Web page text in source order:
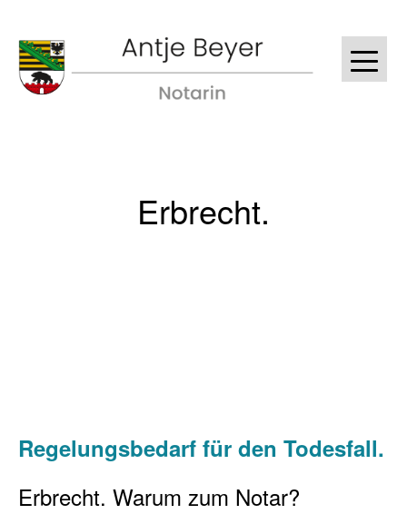
Erbrecht.
Regelungsbedarf für den Todesfall.
Erbrecht. Warum zum Notar?